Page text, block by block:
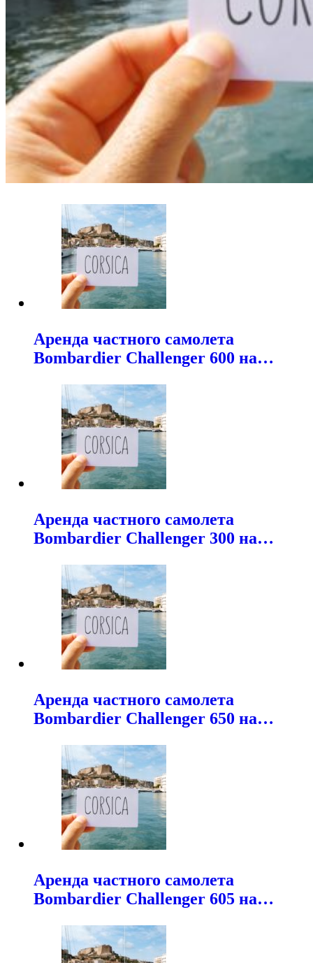
Аренда частного самолета
Bombardier Challenger 600 на…
Аренда частного самолета
Bombardier Challenger 300 на…
Аренда частного самолета
Bombardier Challenger 650 на…
Аренда частного самолета
Bombardier Challenger 605 на…